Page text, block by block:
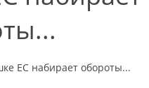
ЕС набирает обороты...